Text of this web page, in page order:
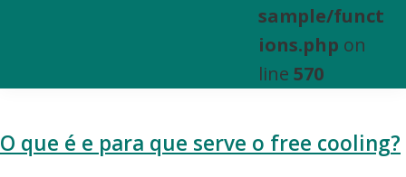
de
Imóveis
sample/funct
ions.php on
line570
O que é e para que serve o free cooling?